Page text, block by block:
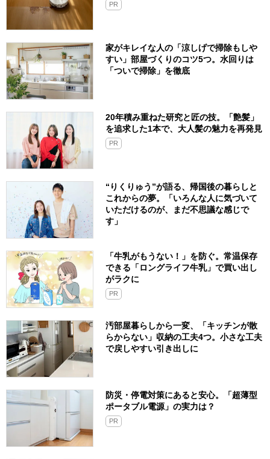
PR
家がキレイな人の「涼しげで掃除もしや
すい」部屋づくりのコツ5つ。水回りは
「ついで掃除」を徹底
20年積み重ねた研究と匠の技。「艶髪」
を追求した1本で、大人髪の魅力を再発見
PR
“りくりゅう”が語る、帰国後の暮らしと
これからの夢。「いろんな人に気づいて
いただけるのが、まだ不思議な感じで
す」
「牛乳がもうない！」を防ぐ。常温保存
できる「ロングライフ牛乳」で買い出し
がラクに
PR
汚部屋暮らしから一変、「キッチンが散
らからない」収納の工夫4つ。小さな工夫
で戻しやすい引き出しに
防災・停電対策にあると安心。「超薄型
ポータブル電源」の実力は？​
PR